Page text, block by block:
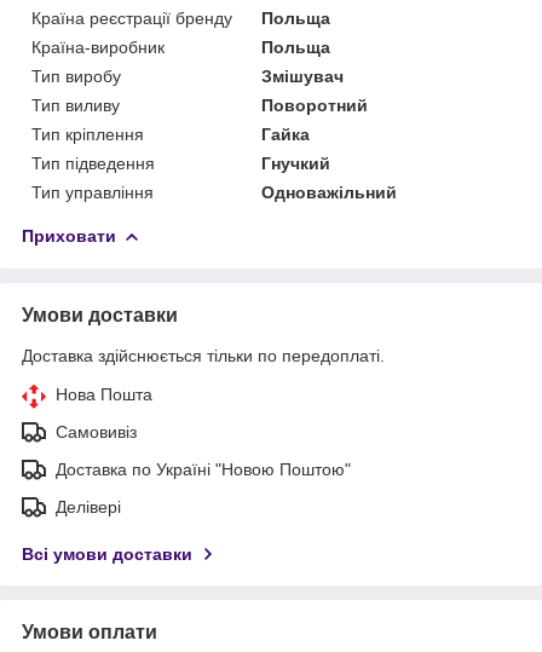
Країна реєстрації бренду
Польща
Країна-виробник
Польща
Тип виробу
Змішувач
Тип виливу
Поворотний
Тип кріплення
Гайка
Тип підведення
Гнучкий
Тип управління
Одноважільний
Приховати
Умови доставки
Доставка здійснюється тільки по передоплаті.
Нова Пошта
Самовивіз
Доставка по Україні "Новою Поштою"
Делівері
Всі умови доставки
Умови оплати